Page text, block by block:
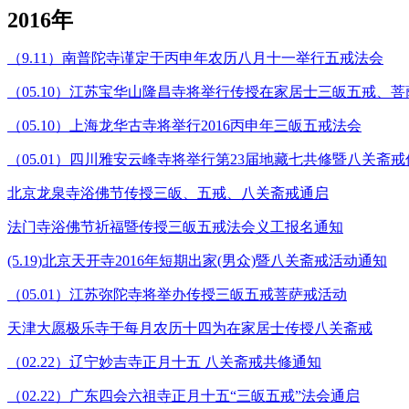
2016年
（9.11）南普陀寺谨定于丙申年农历八月十一举行五戒法会
（05.10）江苏宝华山隆昌寺将举行传授在家居士三皈五戒、
（05.10）上海龙华古寺将举行2016丙申年三皈五戒法会
（05.01）四川雅安云峰寺将举行第23届地藏七共修暨八关斋
北京龙泉寺浴佛节传授三皈、五戒、八关斋戒通启
法门寺浴佛节祈福暨传授三皈五戒法会义工报名通知
(5.19)北京天开寺2016年短期出家(男众)暨八关斋戒活动通知
（05.01）江苏弥陀寺将举办传授三皈五戒菩萨戒活动
天津大愿极乐寺于每月农历十四为在家居士传授八关斋戒
（02.22）辽宁妙吉寺正月十五 八关斋戒共修通知
（02.22）广东四会六祖寺正月十五“三皈五戒”法会通启